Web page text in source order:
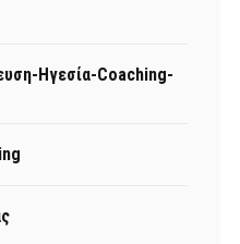
Ηγεσία-Coaching-